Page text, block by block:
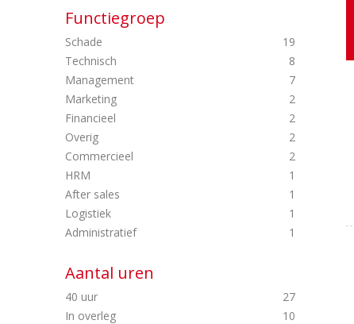
Functiegroep
Schade
19
Technisch
8
Management
7
Marketing
2
Financieel
2
Overig
2
Commercieel
2
HRM
1
After sales
1
Logistiek
1
Administratief
1
Aantal uren
40 uur
27
In overleg
10